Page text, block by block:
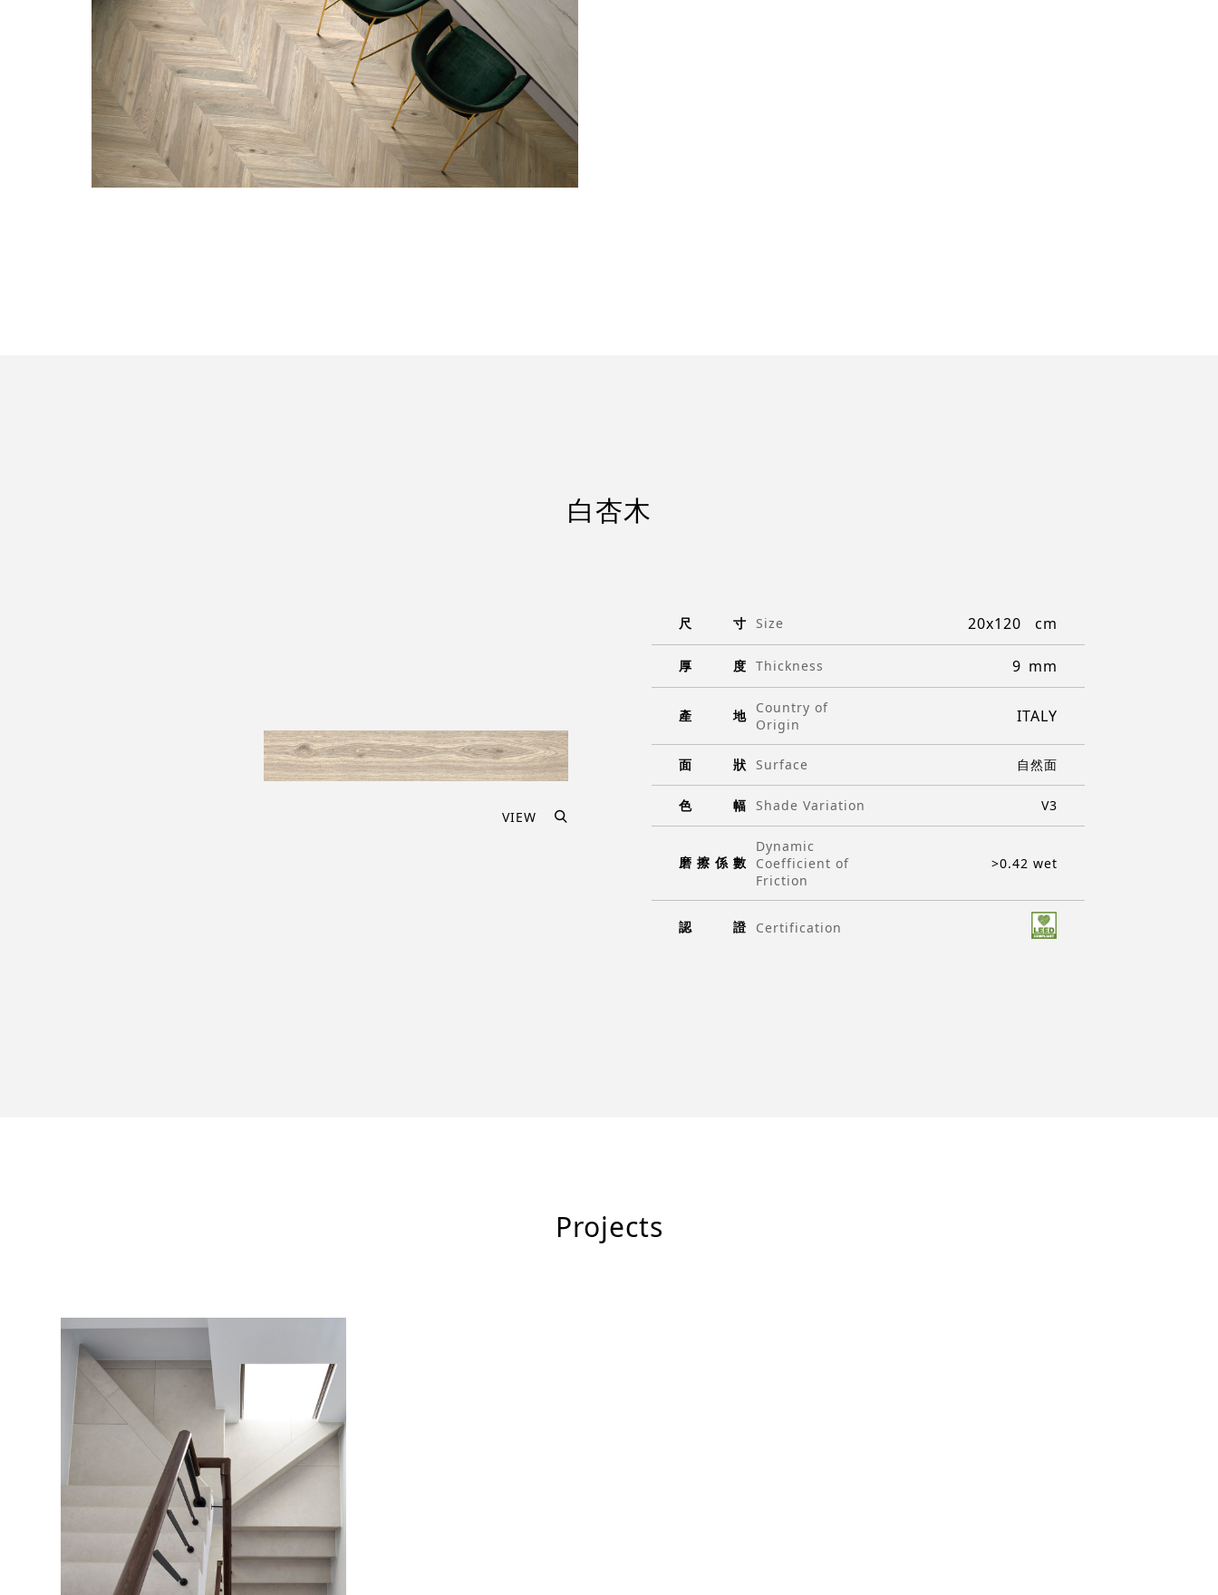
白杏木
VIEW
尺 寸 Size 20x120
厚 度 Thickness 9
產 地 Country of
Origin
ITALY
面 狀 Surface 自然面
色 幅 Shade Variation V3
磨 擦 係 數
Dynamic
Coefficient of
Friction
>0.42 wet
認 證 Certification
Projects